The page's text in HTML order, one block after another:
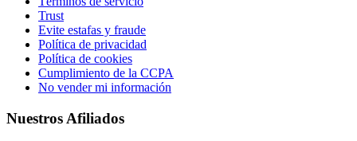
Trust
Evite estafas y fraude
Política de privacidad
Política de cookies
Cumplimiento de la CCPA
No vender mi información
Nuestros Afiliados